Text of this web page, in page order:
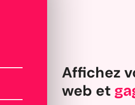
Affichez
web et